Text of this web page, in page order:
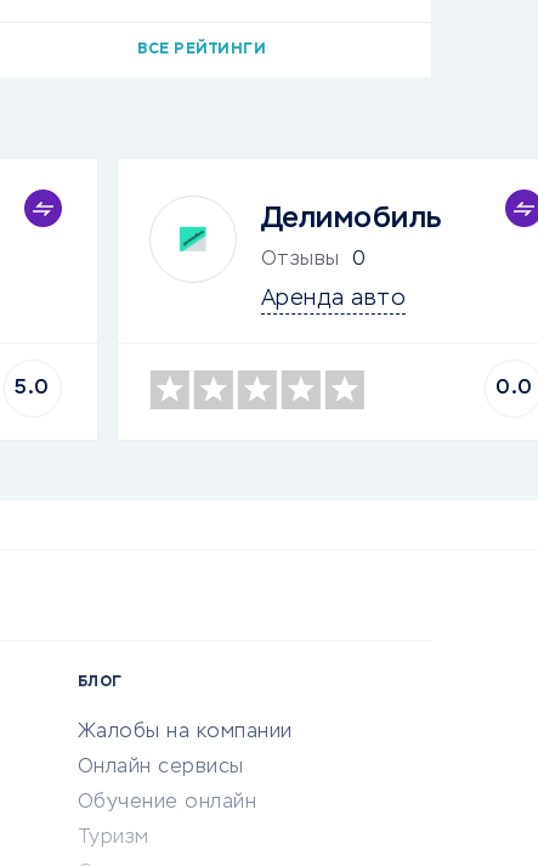
ВСЕ РЕЙТИНГИ
5.0
Делимобиль
Отзывы 0
Аренда авто
0.0
БЛОГ
Жалобы на компании
Онлайн сервисы
Обучение онлайн
Туризм